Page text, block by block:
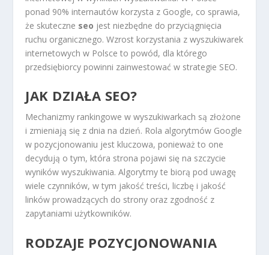
ponad 90% internautów korzysta z Google, co sprawia,
że skuteczne seo jest niezbędne do przyciągnięcia
ruchu organicznego. Wzrost korzystania z wyszukiwarek
internetowych w Polsce to powód, dla którego
przedsiębiorcy powinni zainwestować w strategie SEO.
JAK DZIAŁA SEO?
Mechanizmy rankingowe w wyszukiwarkach są złożone
i zmieniają się z dnia na dzień. Rola algorytmów Google
w pozycjonowaniu jest kluczowa, ponieważ to one
decydują o tym, która strona pojawi się na szczycie
wyników wyszukiwania. Algorytmy te biorą pod uwagę
wiele czynników, w tym jakość treści, liczbę i jakość
linków prowadzących do strony oraz zgodność z
zapytaniami użytkowników.
RODZAJE POZYCJONOWANIA